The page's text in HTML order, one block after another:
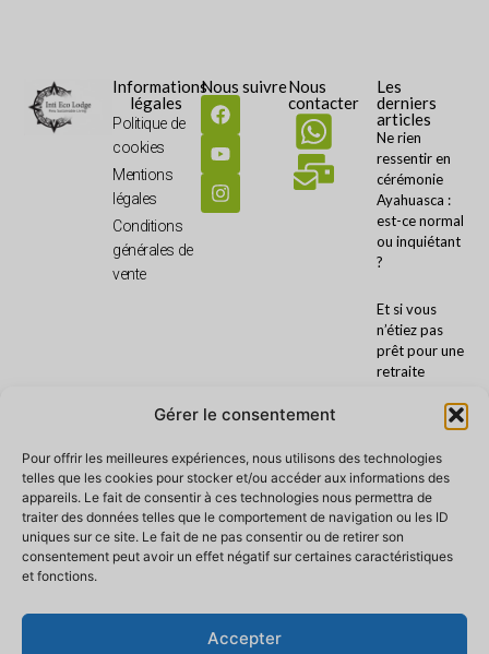
Gérer le consentement
Pour offrir les meilleures expériences, nous utilisons des technologies
telles que les cookies pour stocker et/ou accéder aux informations des
appareils. Le fait de consentir à ces technologies nous permettra de
traiter des données telles que le comportement de navigation ou les ID
uniques sur ce site. Le fait de ne pas consentir ou de retirer son
consentement peut avoir un effet négatif sur certaines caractéristiques
et fonctions.
Accepter
Informations
légales
Politique de
cookies
Mentions
légales
Conditions
générales de
vente
Nous suivreNous
contacter
Les
derniers
articles
Ne rien
ressentir en
cérémonie
Ayahuasca :
est-ce normal
ou inquiétant
?
Et si vous
n’étiez pas
prêt pour une
retraite
avant une
retraite
ayahuasca :
alimentation,
traitements
et